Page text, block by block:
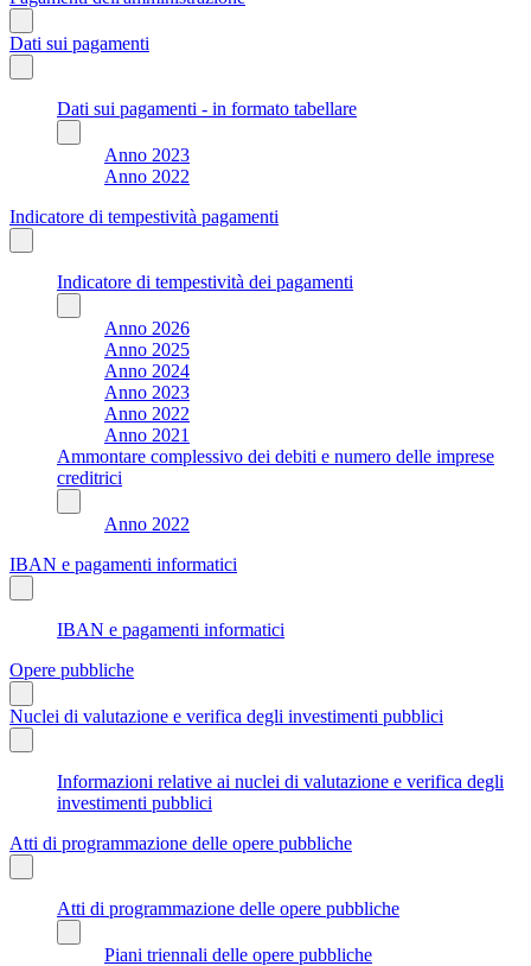
Dati sui pagamenti
Dati sui pagamenti - in formato tabellare
Anno 2023
Anno 2022
Indicatore di tempestività pagamenti
Indicatore di tempestività dei pagamenti
Anno 2026
Anno 2025
Anno 2024
Anno 2023
Anno 2022
Anno 2021
Ammontare complessivo dei debiti e numero delle imprese
creditrici
Anno 2022
IBAN e pagamenti informatici
IBAN e pagamenti informatici
Opere pubbliche
Nuclei di valutazione e verifica degli investimenti pubblici
Informazioni relative ai nuclei di valutazione e verifica degli
investimenti pubblici
Atti di programmazione delle opere pubbliche
Atti di programmazione delle opere pubbliche
Piani triennali delle opere pubbliche